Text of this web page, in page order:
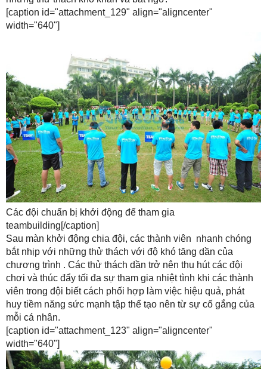
[caption id="attachment_129" align="aligncenter"
width="640"]
Các đội chuẩn bị khởi động để tham gia
teambuilding[/caption]
Sau màn khởi động chia đội, các thành viên nhanh chóng
bắt nhịp với những thử thách với độ khó tăng dần của
chương trình . Các thử thách dần trở nên thu hút các đội
chơi và thúc đẩy tối đa sự tham gia nhiệt tình khi các thành
viên trong đội biết cách phối hợp làm việc hiệu quả, phát
huy tiềm năng sức mạnh tập thể tạo nên từ sự cố gắng của
mỗi cá nhân.
[caption id="attachment_123" align="aligncenter"
width="640"]